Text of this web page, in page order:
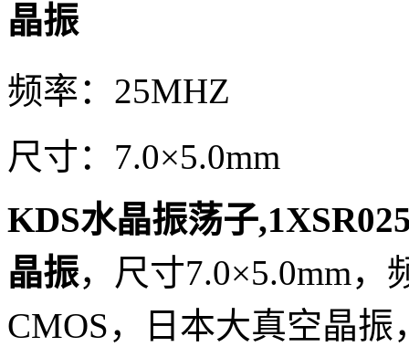
晶振
频率：25MHZ
尺寸：7.0×5.0mm
KDS水晶振荡子
晶振，尺寸7.0×5.0mm
CMOS，日本大真空晶